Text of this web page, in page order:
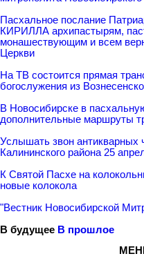
Пасхальное послание
КИРИЛЛА архипастырям,
монашествующим и всем
Церкви
На ТВ состоится прямая
богослужения из
В Новосибирске в
дополнительные маршруты
Услышать звон антикварных
Калининского района 25
К Святой Пасхе на
новые колокола
"Вестник Новосибирской
В будущее В прошлое